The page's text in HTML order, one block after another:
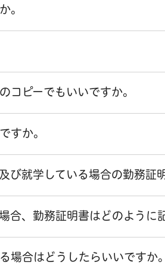
。
コピーでもいいですか。
すか。
び就学している場合の勤務証
合、勤務証明書はどのように
場合はどうしたらいいですか。